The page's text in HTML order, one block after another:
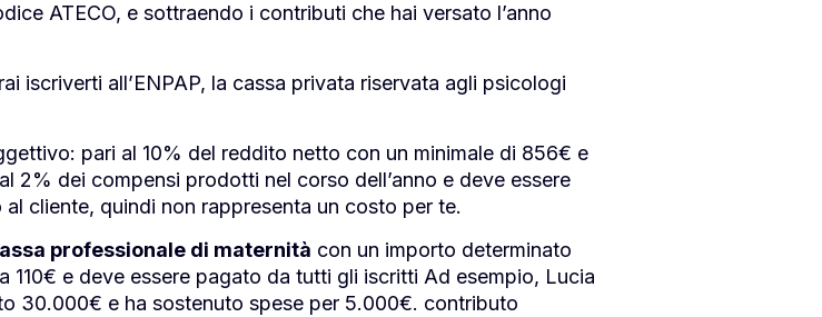
ATECO, e sottraendo i contributi che hai versato l’anno
iscriverti all’ENPAP, la cassa privata riservata agli psicologi
pari al 10% del reddito netto con un minimale di 856€ e
2% dei compensi prodotti nel corso dell’anno e deve essere
cliente, quindi non rappresenta un costo per te.
professionale di maternità con un importo determinato
e deve essere pagato da tutti gli iscritti Ad esempio, Lucia
30.000€ e ha sostenuto spese per 5.000€. contributo